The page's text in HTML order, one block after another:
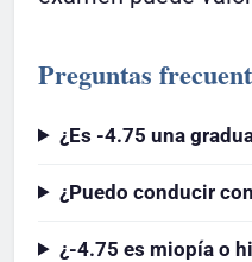
Preguntas
¿Es -4.75 una
¿Puedo conducir
¿-4.75 es miopía o